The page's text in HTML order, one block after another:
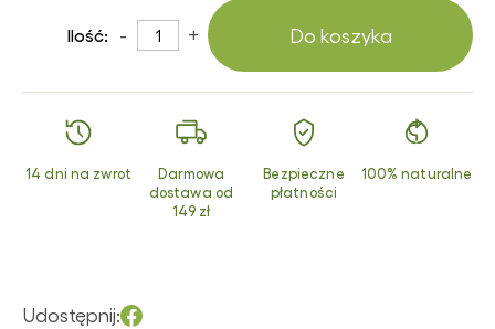
Ilość: - + Do koszyka
14 dni na zwrot
Darmowa
dostawa od
149 zł
Bezpieczne
płatności
100% naturalne
Udostępnij: